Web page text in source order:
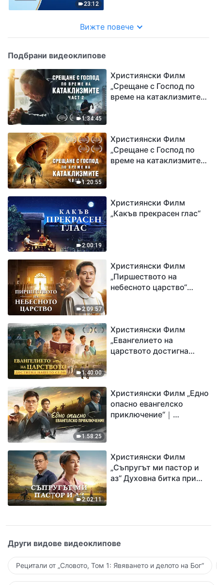
23:12
Вижте повече
Подбрани видеоклипове
1:34:45
Християнски Филм
„Срещане с Господ по
време на катаклизмите“
1:20:55
Християнски Филм
„Срещане с Господ по
време на катаклизмите“
2:00:19
Християнски Филм
„Какъв прекрасен глас“
2:09:57
Християнски Филм
„Пиршеството на
небесното царство“
1:40:00
Християнски Филм
„Евангелието на
царството достигна
1:58:25
Християнски Филм „Едно
опасно евангелско
приключение“｜
Исус
2:02:11
Християнски Филм
„Съпругът ми пастор и
аз“ Духовна битка при
Други видове видеоклипове
Рецитали от „Словото, Том 1: Явяването и делото на Бог“